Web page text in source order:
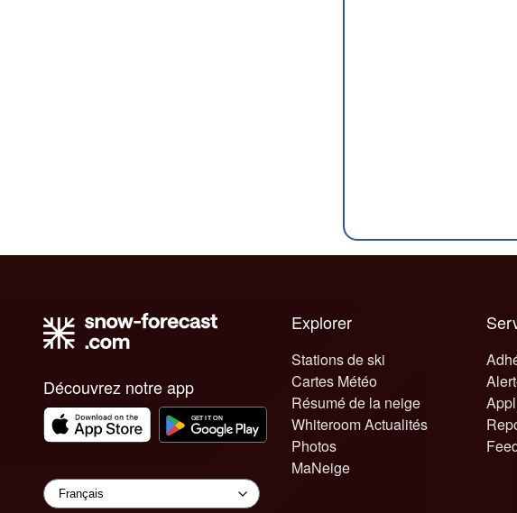
Découvrez notre app
Explorer
Stations de ski
Cartes Météo
Résumé de la neige
Whiteroom Actualités
Photos
MaNeige